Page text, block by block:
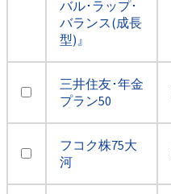
バル･ラップ･
バランス(成長
型)』
三井住友･年金
プラン50
フコク株75大
河